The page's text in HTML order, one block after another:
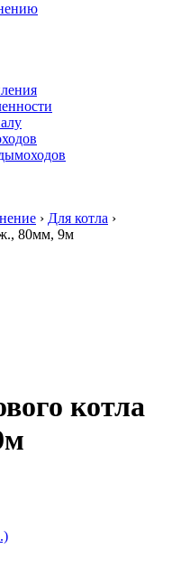
› Для котла ›
80мм, 9м
котла